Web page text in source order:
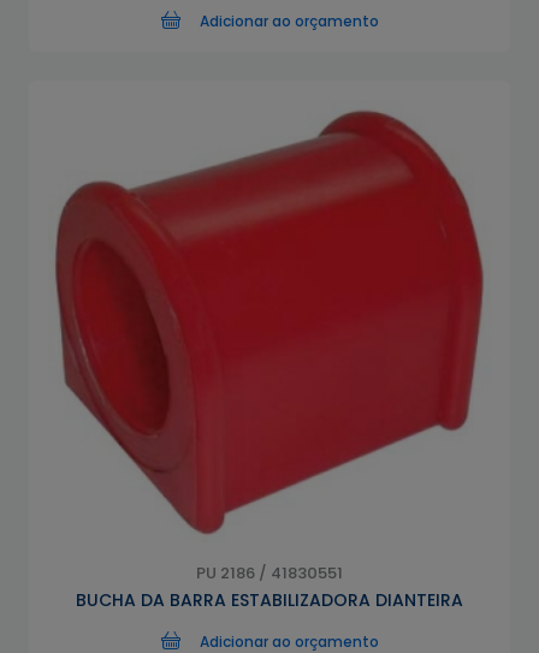
Adicionar ao orçamento
PU 2186 / 41830551
BUCHA DA BARRA ESTABILIZADORA DIANTEIRA
Adicionar ao orçamento